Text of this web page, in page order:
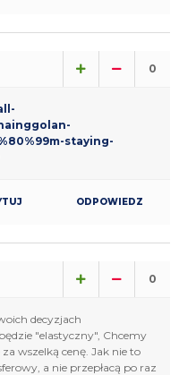
0
staying-
ODPOWIEDZ
0
decyzjach
"elastyczny", Chcemy
wszelką cenę. Jak nie to
a nie przepłacą po raz